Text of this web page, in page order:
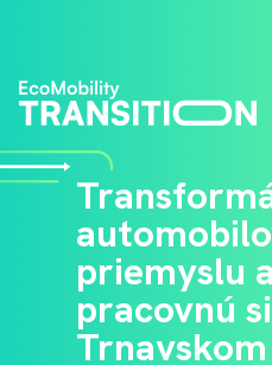
priemyslu
pracovnú